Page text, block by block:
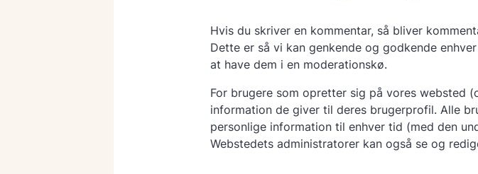
Hvis du skriver en kommentar, så bliver
Dette er så vi kan genkende og godkende
at have dem i en moderationskø.
For brugere som opretter sig på vores websted
information de giver til deres brugerprofil. Alle
personlige information til enhver tid (med den
Webstedets administratorer kan også se og